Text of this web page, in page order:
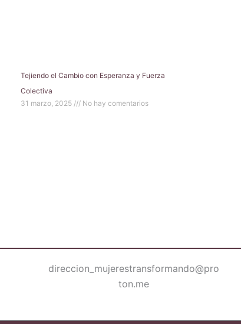
Tejiendo el Cambio con Esperanza y Fuerza
Colectiva
31 marzo, 2025
No hay comentarios
direccion_mujerestransformando@pro
ton.me